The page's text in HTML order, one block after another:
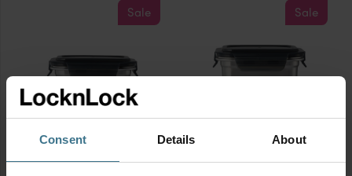
Consent Details About
Sale
RVS vershouddoos 400 ml
met gravering
Sale
RVS vershouddoos 500 ml
met gravering